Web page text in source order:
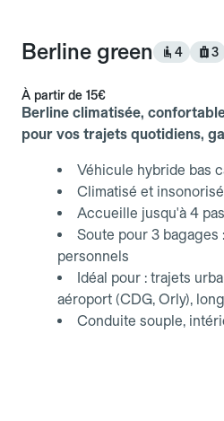
Berline green 4 3
À partir de 15€
Berline climatisée,
pour vos trajets quotidiens,
Véhicule hybride bas
Climatisé et
Accueille jusqu'à 4
Soute pour 3 bagages
personnels
Idéal pour : trajets
aéroport (CDG, Orly),
Conduite souple,